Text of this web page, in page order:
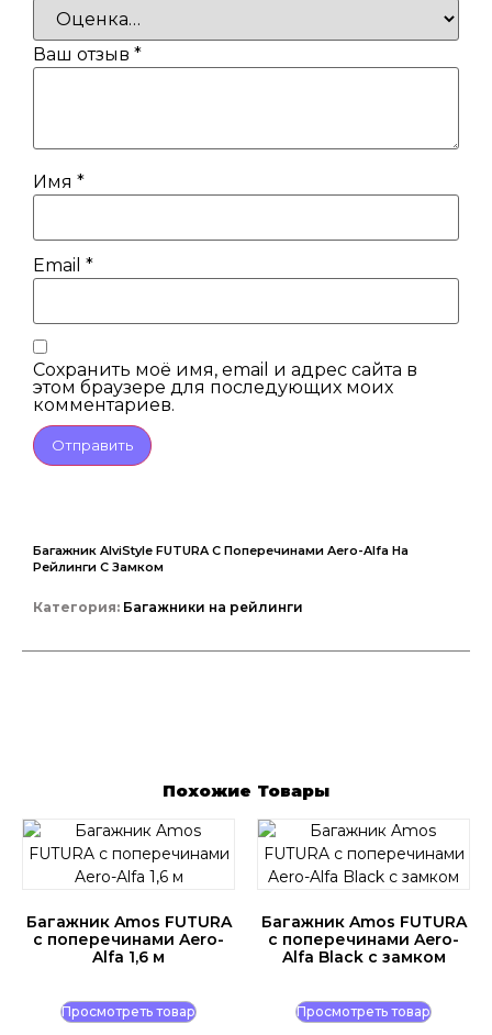
Ваш отзыв *
Имя *
Email *
Сохранить моё имя, email и адрес сайта в
этом браузере для последующих моих
комментариев.
Похожие Товары
Багажник Amos FUTURA
c поперечинами Aero-
Alfa 1,6 м
Просмотреть товар
Багажник Amos FUTURA
c поперечинами Aero-
Alfa Black с замком
Просмотреть товар
Багажник AlviStyle FUTURA C Поперечинами Aero-Alfa На
Рейлинги С Замком
Категория: Багажники на рейлинги